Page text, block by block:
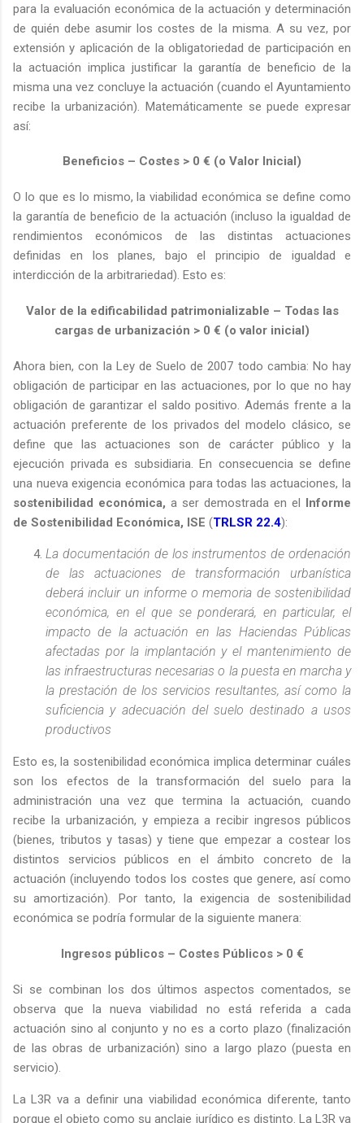
para la evaluación económica de la actuación y determinación
de quién debe asumir los costes de la misma. A su vez, por
extensión y aplicación de la obligatoriedad de participación en
la actuación implica justificar la garantía de beneficio de la
misma una vez concluye la actuación (cuando el Ayuntamiento
recibe la urbanización). Matemáticamente se puede expresar
así:
Beneficios – Costes > 0 € (o Valor Inicial)
O lo que es lo mismo, la viabilidad económica se define como
la garantía de beneficio de la actuación (incluso la igualdad de
rendimientos económicos de las distintas actuaciones
definidas en los planes, bajo el principio de igualdad e
interdicción de la arbitrariedad). Esto es:
Valor de la edificabilidad patrimonializable – Todas las
cargas de urbanización > 0 € (o valor inicial)
Ahora bien, con la Ley de Suelo de 2007 todo cambia: No hay
obligación de participar en las actuaciones, por lo que no hay
obligación de garantizar el saldo positivo. Además frente a la
actuación preferente de los privados del modelo clásico, se
define que las actuaciones son de carácter público y la
ejecución privada es subsidiaria. En consecuencia se define
una nueva exigencia económica para todas las actuaciones, la
sostenibilidad económica, a ser demostrada en el Informe
de Sostenibilidad Económica, ISE (TRLSR 22.4):
La documentación de los instrumentos de ordenación
de las actuaciones de transformación urbanística
deberá incluir un informe o memoria de sostenibilidad
económica, en el que se ponderará, en particular, el
impacto de la actuación en las Haciendas Públicas
afectadas por la implantación y el mantenimiento de
las infraestructuras necesarias o la puesta en marcha y
la prestación de los servicios resultantes, así como la
suficiencia y adecuación del suelo destinado a usos
productivos
Esto es, la sostenibilidad económica implica determinar cuáles
son los efectos de la transformación del suelo para la
administración una vez que termina la actuación, cuando
recibe la urbanización, y empieza a recibir ingresos públicos
(bienes, tributos y tasas) y tiene que empezar a costear los
distintos servicios públicos en el ámbito concreto de la
actuación (incluyendo todos los costes que genere, así como
su amortización). Por tanto, la exigencia de sostenibilidad
económica se podría formular de la siguiente manera:
Ingresos públicos – Costes Públicos > 0 €
Si se combinan los dos últimos aspectos comentados, se
observa que la nueva viabilidad no está referida a cada
actuación sino al conjunto y no es a corto plazo (finalización
de las obras de urbanización) sino a largo plazo (puesta en
servicio).
La L3R va a definir una viabilidad económica diferente, tanto
porque el objeto como su anclaje jurídico es distinto. La L3R va